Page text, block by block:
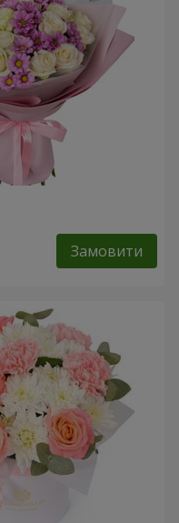
Замовити